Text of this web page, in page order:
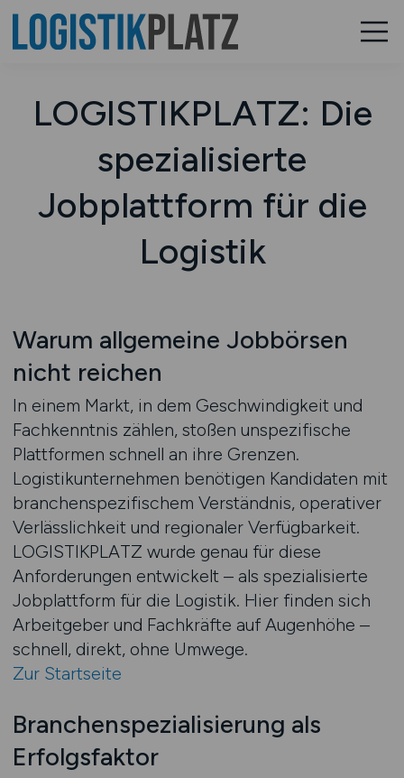
LOGISTIKPLATZ: Die
spezialisierte
Jobplattform für die
Logistik
Warum allgemeine Jobbörsen
nicht reichen
In einem Markt, in dem Geschwindigkeit und
Fachkenntnis zählen, stoßen unspezifische
Plattformen schnell an ihre Grenzen.
Logistikunternehmen benötigen Kandidaten mit
branchenspezifischem Verständnis, operativer
Verlässlichkeit und regionaler Verfügbarkeit.
LOGISTIKPLATZ wurde genau für diese
Anforderungen entwickelt – als spezialisierte
Jobplattform für die Logistik. Hier finden sich
Arbeitgeber und Fachkräfte auf Augenhöhe –
schnell, direkt, ohne Umwege.
Zur Startseite
Branchenspezialisierung als
Erfolgsfaktor